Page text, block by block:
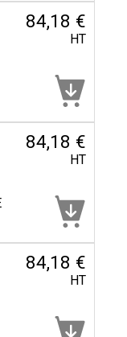
84,18 €
HT
84,18 €
HT
84,18 €
HT